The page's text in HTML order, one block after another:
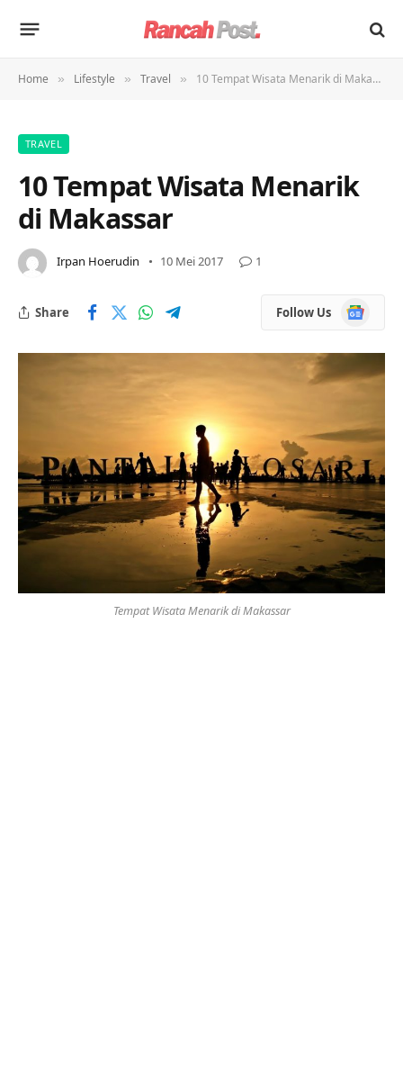
Home » Lifestyle » Travel » 10 Tempat Wisata Menarik di Makassar
TRAVEL
10 Tempat Wisata Menarik
di Makassar
Irpan Hoerudin 10 Mei 2017 1
Share Follow Us
Google
News
Tempat Wisata Menarik di Makassar